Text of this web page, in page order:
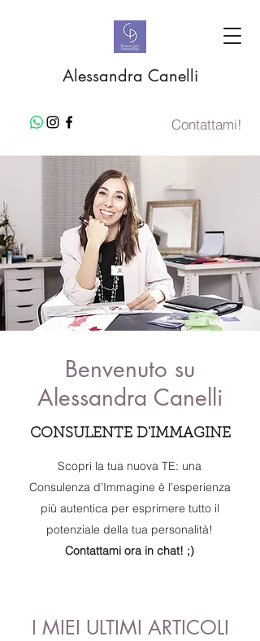
Alessandra Canelli
Contattami!
Benvenuto su
Alessandra Canelli
CONSULENTE D'IMMAGINE
Scopri la tua nuova TE: una
Consulenza d’Immagine è l’esperienza
più autentica per esprimere tutto il
potenziale della tua personalità!
Contattami ora in chat! ;)
I MIEI ULTIMI ARTICOLI